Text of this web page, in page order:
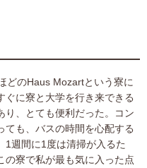
どのHaus Mozartという寮に
ぐに寮と大学を行き来できる
り、とても便利だった。コン
ても、バスの時間を心配する
1週間に1度は清掃が入るた
の寮で私が最も気に入った点